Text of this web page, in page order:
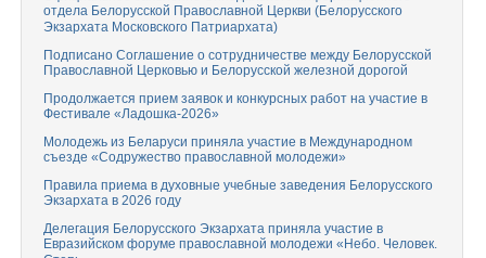
отдела Белорусской Православной Церкви (Белорусского
Экзархата Московского Патриархата)
Подписано Соглашение о сотрудничестве между Белорусской
Православной Церковью и Белорусской железной дорогой
Продолжается прием заявок и конкурсных работ на участие в
Фестивале «Ладошка-2026»
Молодежь из Беларуси приняла участие в Международном
съезде «Содружество православной молодежи»
Правила приема в духовные учебные заведения Белорусского
Экзархата в 2026 году
Делегация Белорусского Экзархата приняла участие в
Евразийском форуме православной молодежи «Небо. Человек.